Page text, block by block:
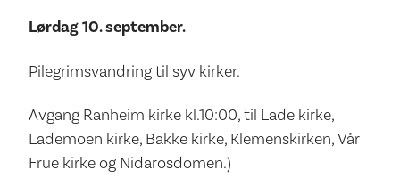
Lørdag 10. september.
Pilegrimsvandring til syv kirker.
Avgang Ranheim kirke kl.10:00, til Lade kirke,
Lademoen kirke, Bakke kirke, Klemenskirken, Vår
Frue kirke og Nidarosdomen.)